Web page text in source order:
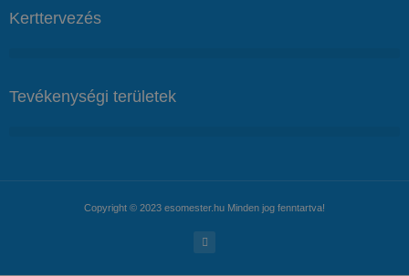
Kerttervezés
Tevékenységi területek
Copyright © 2023 esomester.hu Minden jog fenntartva!